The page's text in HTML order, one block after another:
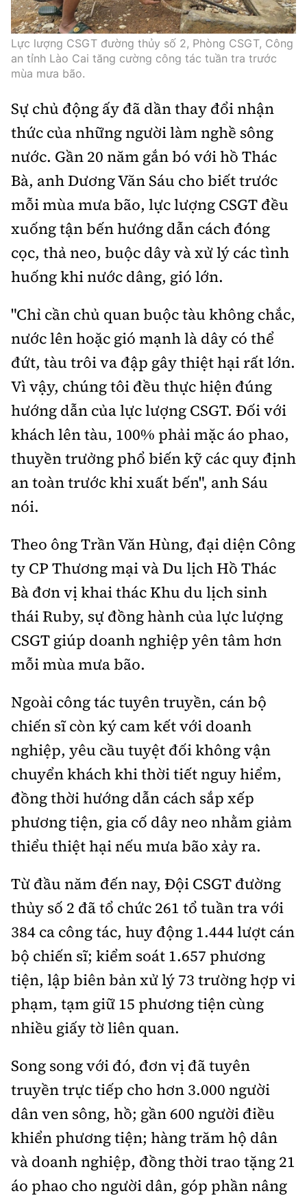
Lực lượng CSGT đường thủy số 2, Phòng CSGT, Công
an tỉnh Lào Cai tăng cường công tác tuần tra trước
mùa mưa bão.
Sự chủ động ấy đã dần thay đổi nhận
thức của những người làm nghề sông
nước. Gần 20 năm gắn bó với hồ Thác
Bà, anh Dương Văn Sáu cho biết trước
mỗi mùa mưa bão, lực lượng CSGT đều
xuống tận bến hướng dẫn cách đóng
cọc, thả neo, buộc dây và xử lý các tình
huống khi nước dâng, gió lớn.
"Chỉ cần chủ quan buộc tàu không chắc,
nước lên hoặc gió mạnh là dây có thể
đứt, tàu trôi va đập gây thiệt hại rất lớn.
Vì vậy, chúng tôi đều thực hiện đúng
hướng dẫn của lực lượng CSGT. Đối với
khách lên tàu, 100% phải mặc áo phao,
thuyền trưởng phổ biến kỹ các quy định
an toàn trước khi xuất bến", anh Sáu
nói.
Theo ông Trần Văn Hùng, đại diện Công
ty CP Thương mại và Du lịch Hồ Thác
Bà đơn vị khai thác Khu du lịch sinh
thái Ruby, sự đồng hành của lực lượng
CSGT giúp doanh nghiệp yên tâm hơn
mỗi mùa mưa bão.
Ngoài công tác tuyên truyền, cán bộ
chiến sĩ còn ký cam kết với doanh
nghiệp, yêu cầu tuyệt đối không vận
chuyển khách khi thời tiết nguy hiểm,
đồng thời hướng dẫn cách sắp xếp
phương tiện, gia cố dây neo nhằm giảm
thiểu thiệt hại nếu mưa bão xảy ra.
Từ đầu năm đến nay, Đội CSGT đường
thủy số 2 đã tổ chức 261 tổ tuần tra với
384 ca công tác, huy động 1.444 lượt cán
bộ chiến sĩ; kiểm soát 1.657 phương
tiện, lập biên bản xử lý 73 trường hợp vi
phạm, tạm giữ 15 phương tiện cùng
nhiều giấy tờ liên quan.
Song song với đó, đơn vị đã tuyên
truyền trực tiếp cho hơn 3.000 người
dân ven sông, hồ; gần 600 người điều
khiển phương tiện; hàng trăm hộ dân
và doanh nghiệp, đồng thời trao tặng 21
áo phao cho người dân, góp phần nâng